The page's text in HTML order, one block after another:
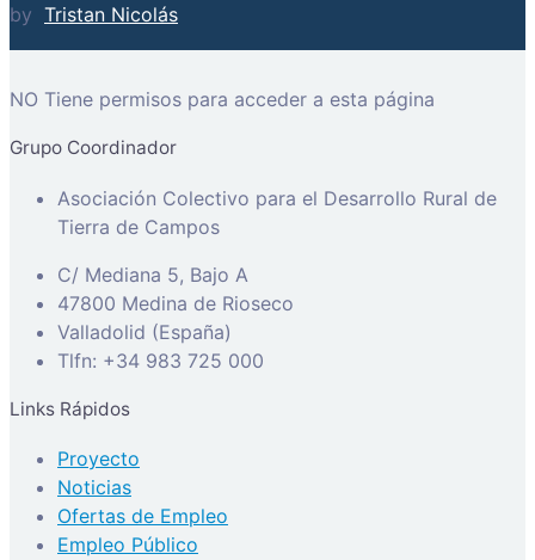
by Tristan Nicolás
NO Tiene permisos para acceder a esta página
Grupo Coordinador
Asociación Colectivo para el Desarrollo Rural de
Tierra de Campos
C/ Mediana 5, Bajo A
47800 Medina de Rioseco
Valladolid (España)
Tlfn: +34 983 725 000
Links Rápidos
Proyecto
Noticias
Ofertas de Empleo
Empleo Público